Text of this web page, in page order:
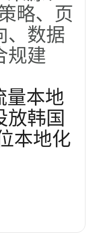
略、页
、数据
规建
量本地
放韩国
本地化